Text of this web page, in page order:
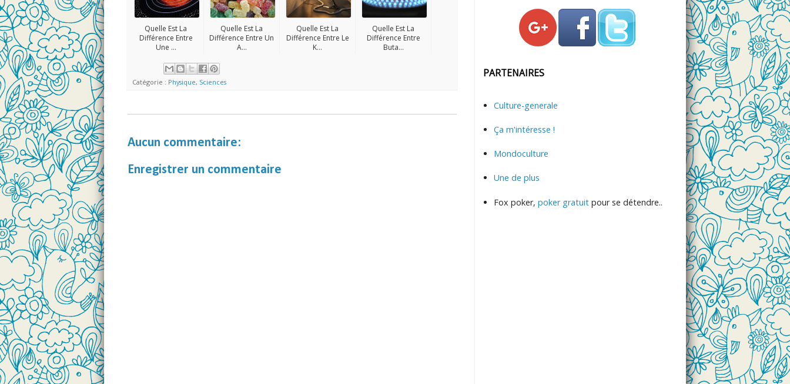
Quelle Est La
Différence Entre
Une ...
Quelle Est La
Différence Entre Un
A...
Quelle Est La
Différence Entre Le
K...
Quelle Est La
Différence Entre
Buta...
Catégorie : Physique, Sciences
Aucun commentaire:
Enregistrer un commentaire
PARTENAIRES
Culture-generale
Ça m'intéresse !
Mondoculture
Une de plus
Fox poker, poker gratuit pour se détendre..